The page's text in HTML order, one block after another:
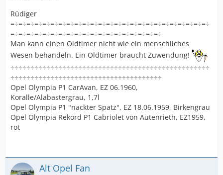
Rüdiger
=÷=÷=÷=÷=÷=÷=÷=÷=÷=÷=÷=÷=÷=÷=÷=÷=÷=÷=÷=÷=÷=÷=÷=÷=÷
=÷=÷=÷=÷=÷=÷=÷=÷=÷=÷=÷=÷=÷=÷=÷=÷=÷=÷=÷
Man kann einen Oldtimer nicht wie ein menschliches
Wesen behandeln. Ein Oldtimer braucht Zuwendung!
÷÷÷÷÷÷÷÷÷÷÷÷÷÷÷÷÷÷÷÷÷÷÷÷÷÷÷÷÷÷÷÷÷÷÷÷÷÷÷÷÷÷÷÷÷÷÷÷÷÷
÷÷÷÷÷÷÷÷÷÷÷÷÷÷÷÷÷÷÷÷÷÷÷÷÷÷÷÷÷÷÷÷÷÷÷÷÷÷
Opel Olympia P1 CarAvan, EZ 06.1960,
Koralle/Alabastergrau, 1,7l
Opel Olympia P1 "nackter Spatz", EZ 18.06.1959, Birkengrau
Opel Olympia Rekord P1 Cabriolet von Autenrieth, EZ1959,
rot
Alt Opel Fan